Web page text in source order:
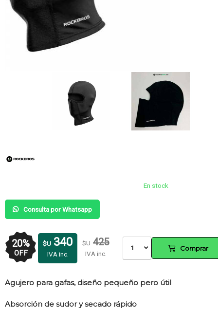
En stock
Consulta por Whatsapp
20%
OFF
$U 425
IVA inc.
$U 340
IVA inc.
1 Comprar
Agujero para gafas, diseño pequeño pero útil
Absorción de sudor y secado rápido